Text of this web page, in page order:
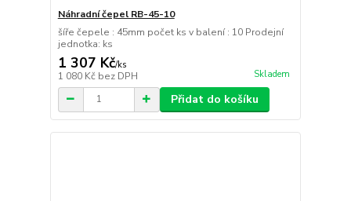
Náhradní čepel RB-45-10
šíře čepele : 45mm počet ks v balení : 10 Prodejní
jednotka: ks
1 307 Kč/ks
1 080 Kč bez DPH Skladem
Přidat do košíku